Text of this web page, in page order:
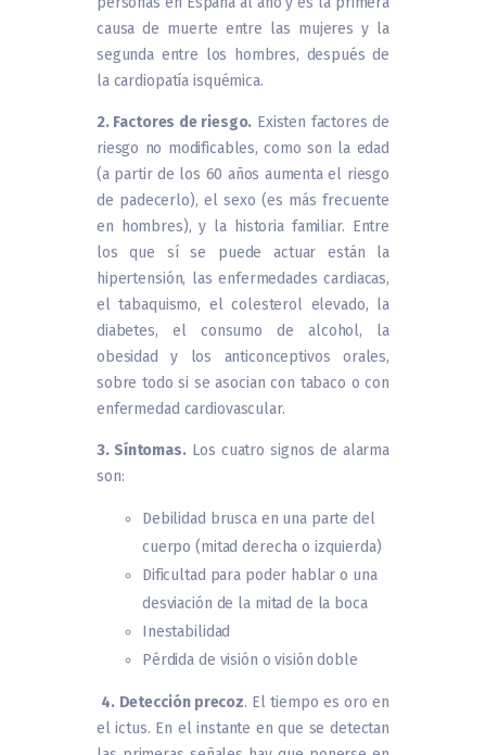
causa de muerte entre las mujeres y la
segunda entre los hombres, después de
la cardiopatía isquémica.
2. Factores de riesgo. Existen factores de
riesgo no modificables, como son la edad
(a partir de los 60 años aumenta el riesgo
de padecerlo), el sexo (es más frecuente
en hombres), y la historia familiar. Entre
los que sí se puede actuar están la
hipertensión, las enfermedades cardiacas,
el tabaquismo, el colesterol elevado, la
diabetes, el consumo de alcohol, la
obesidad y los anticonceptivos orales,
sobre todo si se asocian con tabaco o con
enfermedad cardiovascular.
3. Síntomas.Los cuatro signos de alarma
son:
Debilidad brusca en una parte del
cuerpo (mitad derecha o izquierda)
Dificultad para poder hablar o una
desviación de la mitad de la boca
Inestabilidad
Pérdida de visión o visión doble
4. Detección precoz. El tiempo es oro en
el ictus. En el instante en que se detectan